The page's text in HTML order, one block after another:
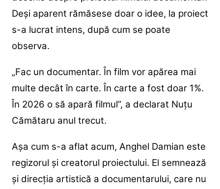
Deși aparent rămăsese doar o idee, la proiect
s-a lucrat intens, după cum se poate
observa.
„Fac un documentar. În film vor apărea mai
multe decât în carte. În carte a fost doar 1%.
În 2026 o să apară filmul”, a declarat Nuțu
Cămătaru anul trecut.
Așa cum s-a aflat acum, Anghel Damian este
regizorul și creatorul proiectului. El semnează
și direcția artistică a documentarului, care nu